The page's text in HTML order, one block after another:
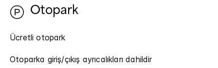
Otopark
Ücretli otopark
Otoparka giriş/çıkış ayrıcalıkları dahildir